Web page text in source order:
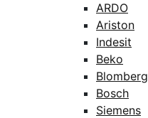
ARDO
Ariston
Indesit
Beko
Blomberg
Bosch
Siemens